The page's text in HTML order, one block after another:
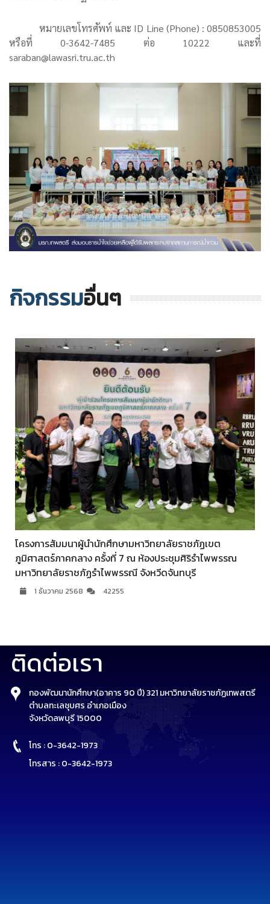
หมายเลขโทรศัพท์ และ ID Line (Phone) : 0850853005
หรือที่ 0-3642-7485 ต่อ 10222 และที่
saraban@lawasri.tru.ac.th
กิจกรรมอื่นๆ
โครงการสัมมนาผู้นำนักศึกษามหาวิทยาลัยราชภัฏเขต
ภูมิศาสตร์ภาคกลาง ครั้งที่ 7 ณ ห้องประชุมศิริรำไพพรรณ
มหาวิทยาลัยราชภัฏรำไพพรรณี จังหวีดจันทบุรี
1 ธันวาคม 2568 42255
ติดต่อเรา
กองพัฒนานักศึกษา(อาคาร 90 ปี) 321 มหาวิทยาลัยราชภัฏเทพสตรี
ตำบลทะเลชุบศร อำเภอเมือง
จังหวัดลพบุรี 15000
โทร : 0-3642-1973
โทรสาร : 0-3642-1973